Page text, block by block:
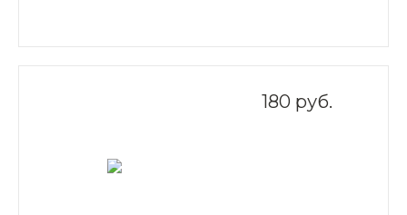
180 руб.